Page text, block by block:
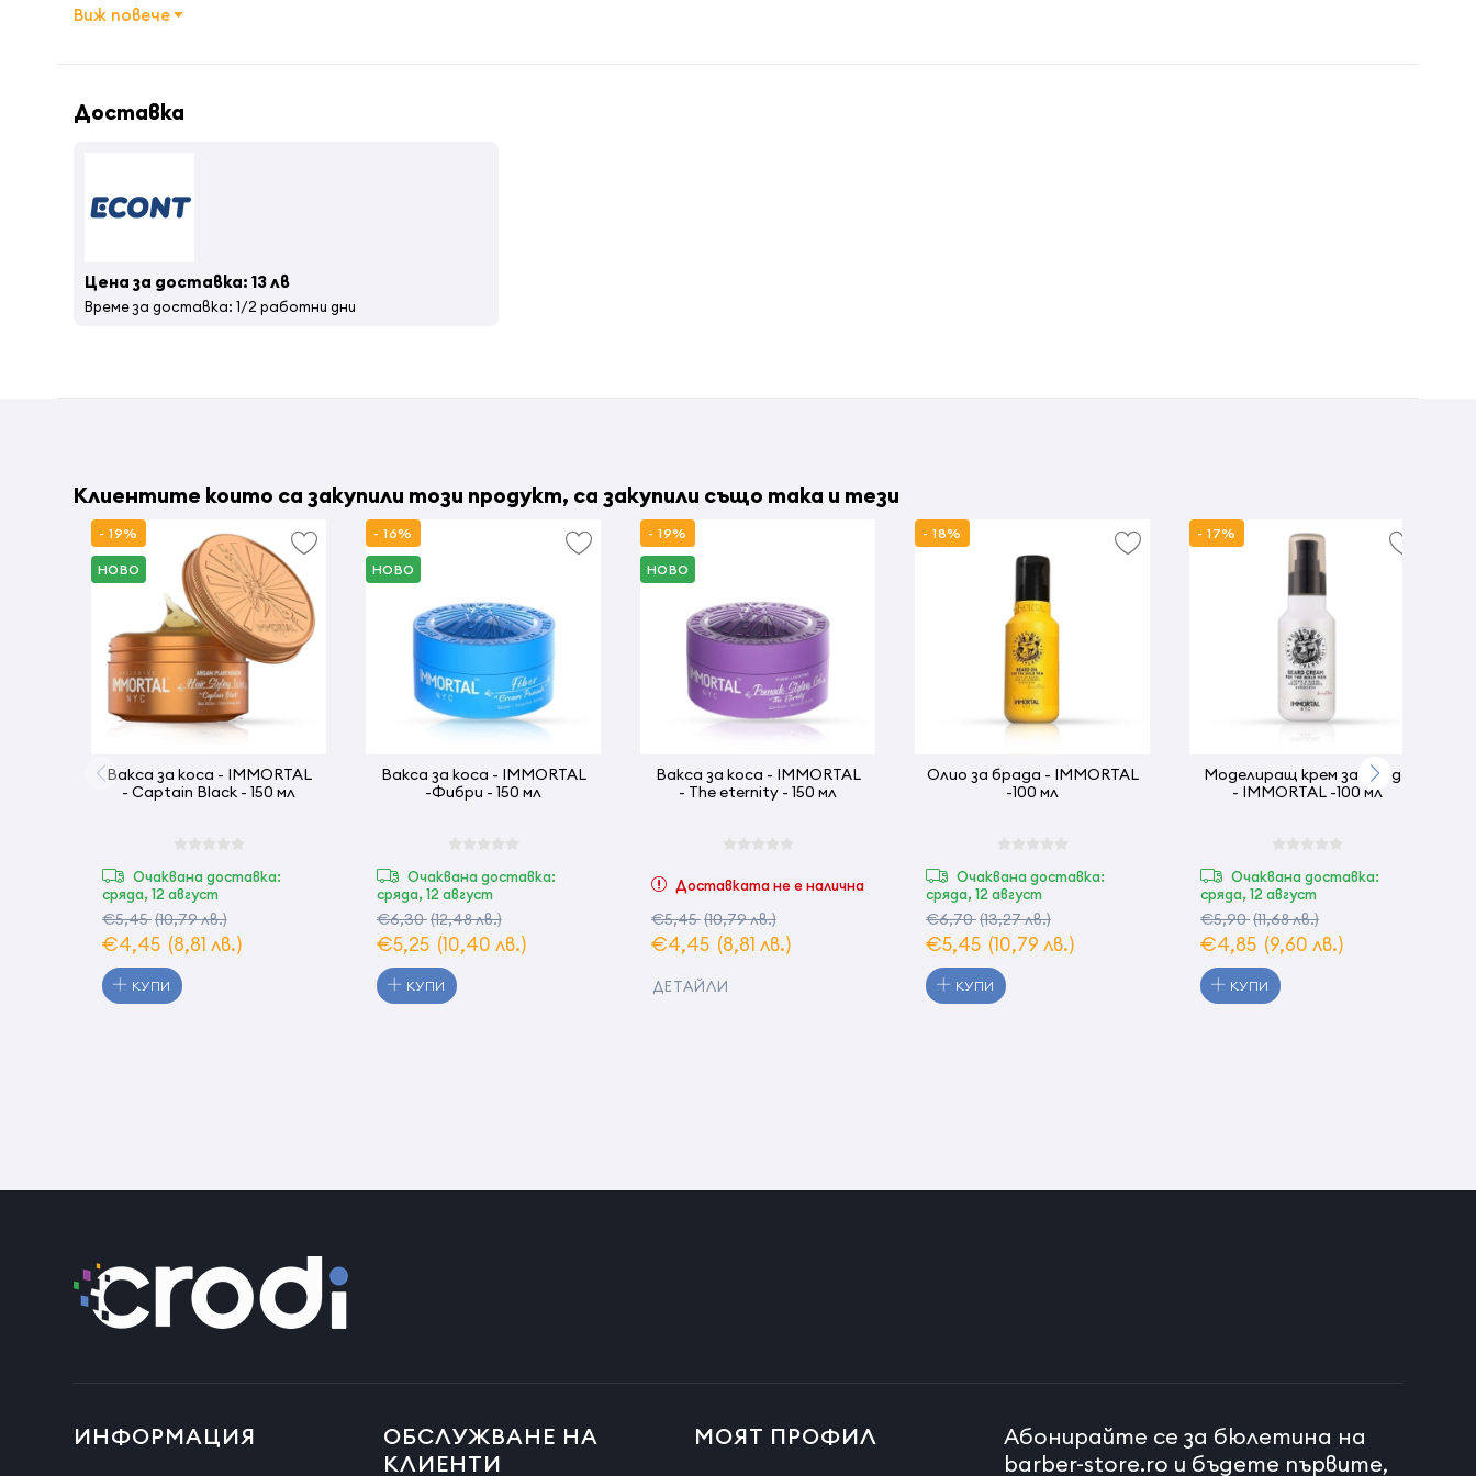
Виж повече
Доставка
Цена за доставка: 13 лв
Време за доставка: 1/2 работни дни
Клиентите които са закупили този продукт, са закупили също така и тези
- 19%
НОВО
Вакса за коса - IMMORTAL
- Captain Black - 150 мл
Очаквана доставка:
сряда, 12 август
€5,45(10,79 лв.)
€4,45 (8,81 лв.)
КУПИ
- 16%
НОВО
Вакса за коса - IMMORTAL
-Фибри - 150 мл
Очаквана доставка:
сряда, 12 август
€6,30(12,48 лв.)
€5,25 (10,40 лв.)
КУПИ
- 19%
НОВО
Вакса за коса - IMMORTAL
- The eternity - 150 мл
Доставката не е налична
€5,45(10,79 лв.)
€4,45 (8,81 лв.)
ДЕТАЙЛИ
- 18%
Олио за брада - IMMORTAL
-100 мл
Очаквана доставка:
сряда, 12 август
€6,70(13,27 лв.)
€5,45 (10,79 лв.)
КУПИ
- 17%
Моделиращ крем за брада
- IMMORTAL -100 мл
Очаквана доставка:
сряда, 12 август
€5,90(11,68 лв.)
€4,85 (9,60 лв.)
КУПИ
ИНФОРМАЦИЯ
ОБСЛУЖВАНЕ НА
КЛИЕНТИ
МОЯТ ПРОФИЛ
Абонирайте се за бюлетина на
barber-store.ro и бъдете първите,